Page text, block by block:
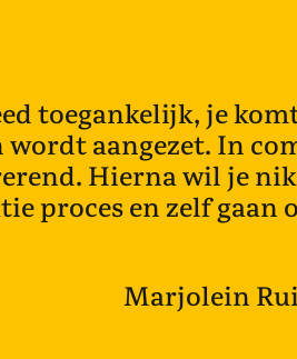
toegankelijk, je
aangezet. In
Hierna wil je
proces en zelf gaan
Marjolein